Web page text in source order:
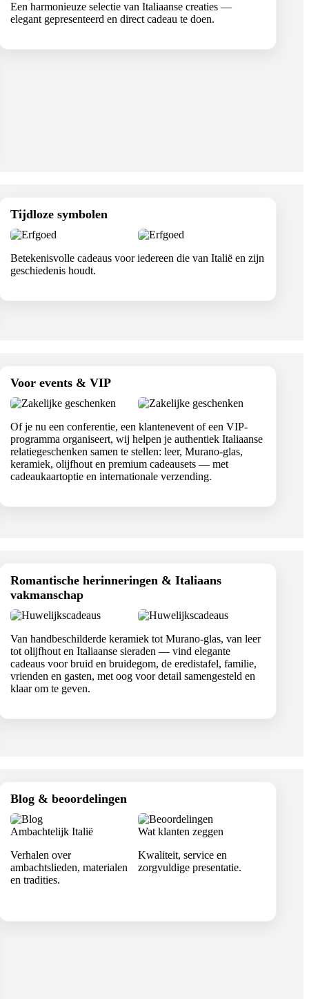
Een harmonieuze selectie van Italiaanse creaties —
elegant gepresenteerd en direct cadeau te doen.
Tijdloze symbolen
Betekenisvolle cadeaus voor iedereen die van Italië en zijn
geschiedenis houdt.
Voor events & VIP
Of je nu een conferentie, een klantenevent of een VIP-
programma organiseert, wij helpen je authentiek Italiaanse
relatiegeschenken samen te stellen: leer, Murano-glas,
keramiek, olijfhout en premium cadeausets — met
cadeaukaartoptie en internationale verzending.
Romantische herinneringen & Italiaans
vakmanschap
Van handbeschilderde keramiek tot Murano-glas, van leer
tot olijfhout en Italiaanse sieraden — vind elegante
cadeaus voor bruid en bruidegom, de eredistafel, familie,
vrienden en gasten, met oog voor detail samengesteld en
klaar om te geven.
Blog & beoordelingen
Ambachtelijk Italië
Verhalen over
ambachtslieden, materialen
en tradities.
Wat klanten zeggen
Kwaliteit, service en
zorgvuldige presentatie.